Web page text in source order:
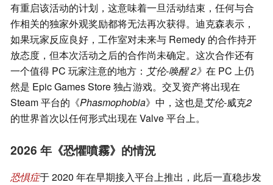
有重启该活动的计划，这意味着一旦活动结束，任何与合
作相关的独家外观奖励都将无法再次获得。迪克森表示，
如果玩家反应良好，工作室对未来与 Remedy 的合作持开
放态度，但本次活动之后的合作尚未确定。这次合作还有
一个值得 PC 玩家注意的地方： 艾伦-唤醒 2》 在 PC 上仍
然是 Epic Games Store 独占游戏。交叉资产将出现在
Steam 平台的《Phasmophobia》中，这也是艾伦-威克2
的世界首次以任何形式出现在 Valve 平台上。
2026 年《恐懼噴霧》的情況
恐惧症于 2020 年在早期接入平台上推出，此后一直稳步发